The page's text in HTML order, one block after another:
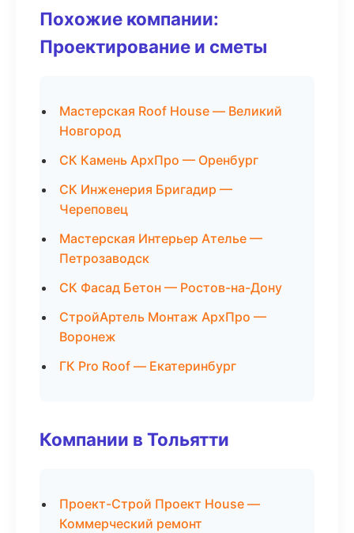
Похожие компании:
Проектирование и сметы
Мастерская Roof House — Великий
Новгород
СК Камень АрхПро — Оренбург
СК Инженерия Бригадир —
Череповец
Мастерская Интерьер Ателье —
Петрозаводск
СК Фасад Бетон — Ростов-на-Дону
СтройАртель Монтаж АрхПро —
Воронеж
ГК Pro Roof — Екатеринбург
Компании в Тольятти
Проект-Строй Проект House —
Коммерческий ремонт